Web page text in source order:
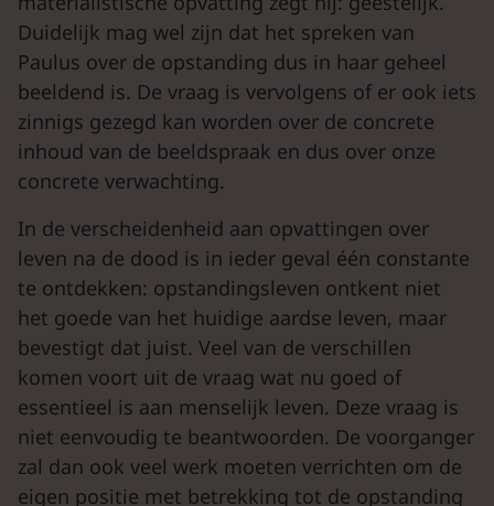
Duidelijk mag wel zijn dat het spreken van
Paulus over de opstanding dus in haar geheel
beeldend is. De vraag is vervolgens of er ook iets
zinnigs gezegd kan worden over de concrete
inhoud van de beeldspraak en dus over onze
concrete verwachting.
In de verscheidenheid aan opvattingen over
leven na de dood is in ieder geval één constante
te ontdekken: opstandingsleven ontkent niet
het goede van het huidige aardse leven, maar
bevestigt dat juist. Veel van de verschillen
komen voort uit de vraag wat nu goed of
essentieel is aan menselijk leven. Deze vraag is
niet eenvoudig te beantwoorden. De voorganger
zal dan ook veel werk moeten verrichten om de
eigen positie met betrekking tot de opstanding